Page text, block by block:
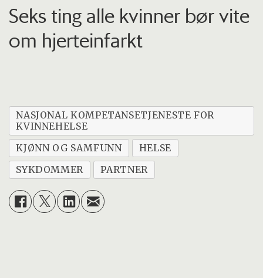
Seks ting alle kvinner bør vite
om hjerteinfarkt
NASJONAL KOMPETANSETJENESTE FOR
KVINNEHELSE
KJØNN OG SAMFUNN
HELSE
SYKDOMMER
PARTNER